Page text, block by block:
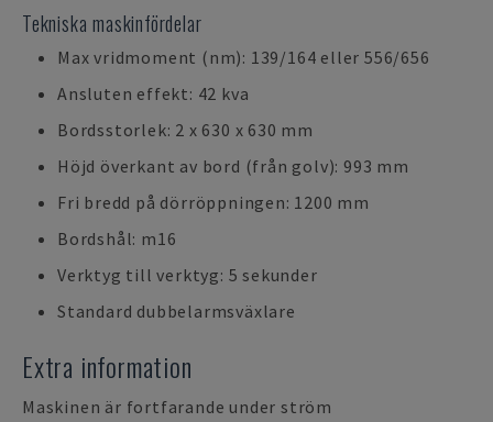
Tekniska maskinfördelar
Max vridmoment (nm): 139/164 eller 556/656
Ansluten effekt: 42 kva
Bordsstorlek: 2 x 630 x 630 mm
Höjd överkant av bord (från golv): 993 mm
Fri bredd på dörröppningen: 1200 mm
Bordshål: m16
Verktyg till verktyg: 5 sekunder
Standard dubbelarmsväxlare
Extra information
Maskinen är fortfarande under ström